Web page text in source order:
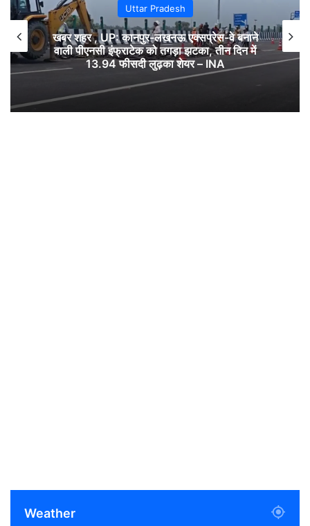
Uttar Pradesh
खबर शहर , UP: कानपुर-लखनऊ एक्सप्रेस-वे बनाने
वाली पीएनसी इंफ्राटेक को तगड़ा झटका, तीन दिन में
13.94 फीसदी लुढ़का शेयर – INA
Weather